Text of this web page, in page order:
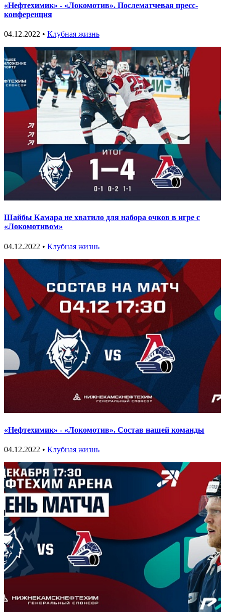
«Нефтехимик» - «Локомотив». Послематчевая пресс-
конференция
04.12.2022 • Клубная жизнь
Шайбы Камара не хватило для набора очков в игре с
«Локомотивом»
04.12.2022 • Клубная жизнь
«Нефтехимик» - «Локомотив». Состав нашей команды
04.12.2022 • Клубная жизнь